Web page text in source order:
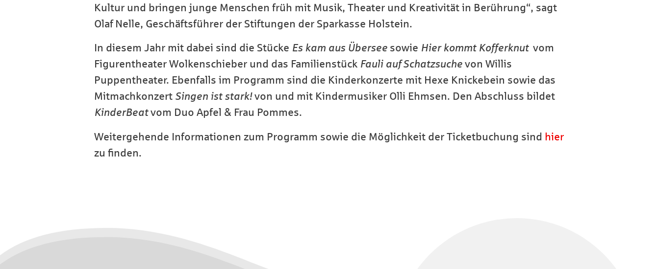
Kultur und bringen junge Menschen früh mit Musik, Theater und Kreativität in Berührung“, sagt
Olaf Nelle, Geschäftsführer der Stiftungen der Sparkasse Holstein.
In diesem Jahr mit dabei sind die Stücke Es kam aus Übersee sowie Hier kommt Kofferknut vom
Figurentheater Wolkenschieber und das Familienstück Fauli auf Schatzsuche von Willis
Puppentheater. Ebenfalls im Programm sind die Kinderkonzerte mit Hexe Knickebein sowie das
Mitmachkonzert Singen ist stark!von und mit Kindermusiker Olli Ehmsen. Den Abschluss bildet
KinderBeatvom Duo Apfel & Frau Pommes.
Weitergehende Informationen zum Programm sowie die Möglichkeit der Ticketbuchung sind hier
zu finden.